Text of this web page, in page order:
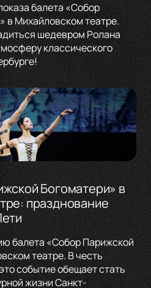
балета «Собор
в Михайловском театре.
шедевром Ролана
классического
Богоматери» в
празднование
балета «Собор Парижской
театре. В честь
событие обещает стать
жизни Санкт-